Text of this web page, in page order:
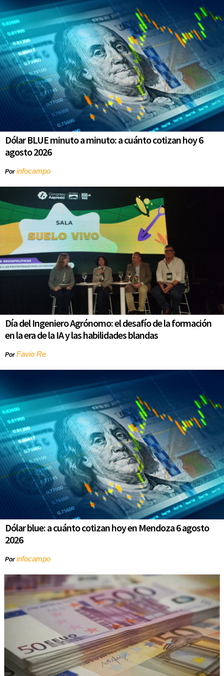
Dólar BLUE minuto a minuto: a cuánto cotizan hoy 6
agosto 2026
Porinfocampo
Día del Ingeniero Agrónomo: el desafío de la formación
en la era de la IA y las habilidades blandas
PorFavio Re
Dólar blue: a cuánto cotizan hoy en Mendoza 6 agosto
2026
Porinfocampo